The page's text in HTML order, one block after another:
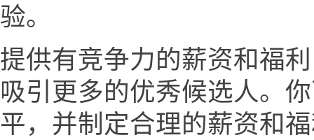
验。
提供有竞争力的薪资和福
吸引更多的优秀候选人。
平，并制定合理的薪资和